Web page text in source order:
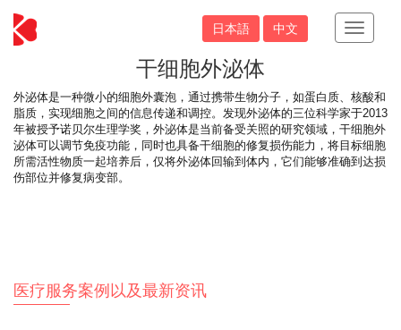
Toggle
日本語 中文
干细胞外泌体
外泌体是一种微小的细胞外囊泡，通过携带生物分子，如蛋白质、核酸和
脂质，实现细胞之间的信息传递和调控。发现外泌体的三位科学家于2013
年被授予诺贝尔生理学奖，外泌体是当前备受关照的研究领域，干细胞外
泌体可以调节免疫功能，同时也具备干细胞的修复损伤能力，将目标细胞
所需活性物质一起培养后，仅将外泌体回输到体内，它们能够准确到达损
伤部位并修复病变部。
医疗服务案例以及最新资讯